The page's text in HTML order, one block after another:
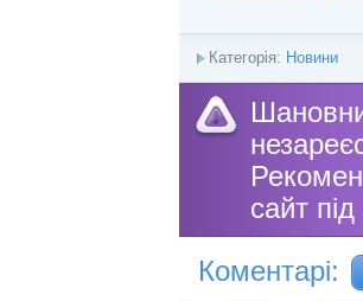
Категорія: Новини
сайт
Коментарі: